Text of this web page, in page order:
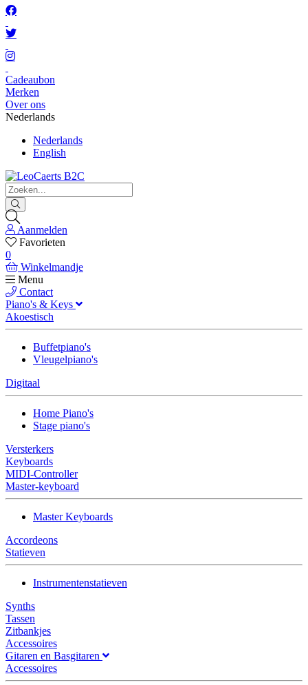
Cadeaubon
Merken
Over ons
Nederlands
Nederlands
English
Aanmelden
Favorieten
0
Winkelmandje
Menu
Contact
Piano's & Keys
Akoestisch
Buffetpiano's
Vleugelpiano's
Digitaal
Home Piano's
Stage piano's
Versterkers
Keyboards
MIDI-Controller
Master-keyboard
Master Keyboards
Accordeons
Statieven
Instrumentenstatieven
Synths
Tassen
Zitbankjes
Accessoires
Gitaren en Basgitaren
Accessoires